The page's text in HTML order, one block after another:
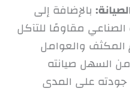
بالإضافة إلى
مقاومًا للتآكل
المكثف والعوامل
السهل صيانته
جودته على المدى